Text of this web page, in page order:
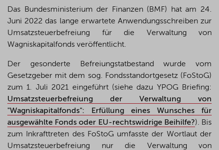
By clicking on "Settings", you can individualize your
choice of optional cookies. You can revoke or change
your consent or selection at any time by clicking on the
cookie
button at the bottom of our website.
For more details, see the cookie settings and our
privacy policy.
Das Bundesministerium der Finanzen (BMF) hat am 24.
Juni 2022 das lange erwartete Anwendungsschreiben zur
Umsatzsteuerbefreiung für die Verwaltung von
Wagniskapitalfonds veröffentlicht.
Der gesonderte Befreiungstatbestand wurde vom
Gesetzgeber mit dem sog. Fondsstandortgesetz (FoStoG)
zum 1. Juli 2021 eingeführt (siehe dazu YPOG Briefing:
Umsatzsteuerbefreiung der Verwaltung von
"Wagniskapitalfonds": Erfüllung eines Wunsches für
ausgewählte Fonds oder EU-rechtswidrige Beihilfe?). Bis
zum Inkrafttreten des FoStoG umfasste der Wortlaut der
Umsatzsteuerbefreiung nur die Verwaltung von